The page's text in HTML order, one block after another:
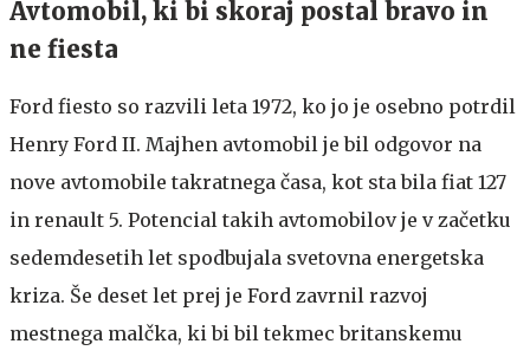
Avtomobil, ki bi skoraj postal bravo in
ne fiesta
Ford fiesto so razvili leta 1972, ko jo je osebno potrdil
Henry Ford II. Majhen avtomobil je bil odgovor na
nove avtomobile takratnega časa, kot sta bila fiat 127
in renault 5. Potencial takih avtomobilov je v začetku
sedemdesetih let spodbujala svetovna energetska
kriza. Še deset let prej je Ford zavrnil razvoj
mestnega malčka, ki bi bil tekmec britanskemu